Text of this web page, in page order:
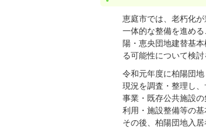
恵庭市では、老朽化
一体的な整備を進め
陽・恵央団地建替基
る可能性について検
令和元年度に柏陽団
現況を調査・整理し
事業・既存公共施設
利用・施設整備等の
その後、柏陽団地入